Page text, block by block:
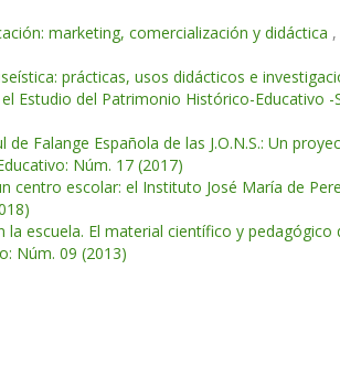
marketing, comercialización y didáctica ,
prácticas, usos didácticos e
Estudio del Patrimonio Histórico-Educativo -
de Falange Española de las J.O.N.S.: Un
Núm. 17 (2017)
centro escolar: el Instituto José María de
la escuela. El material científico y
Núm. 09 (2013)